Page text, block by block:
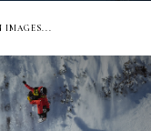
IMAGES...